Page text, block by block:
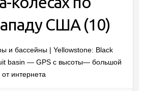
США (10)
и бассейны | Yellowstone: Black
basin — GPS с высоты— большой
интернета